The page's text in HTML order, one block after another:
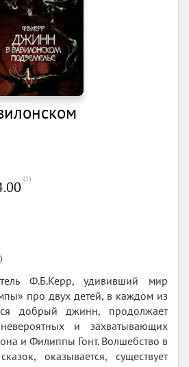
(1)
Ф.Б.Керр, удививший мир
про двух детей, в каждом из
добрый джинн, продолжает
и захватывающих
и Филиппы Гонт. Волшебство в
оказывается, существует